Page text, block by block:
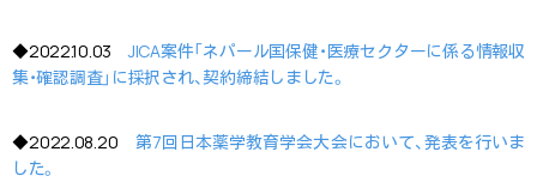
◆2022.10.03JICA案件「ネパール国保健・医療セクターに係る情報収
集・確認調査」に採択され、契約締結しました。
◆2022.08.20 第7回日本薬学教育学会大会において、発表を行いま
した。